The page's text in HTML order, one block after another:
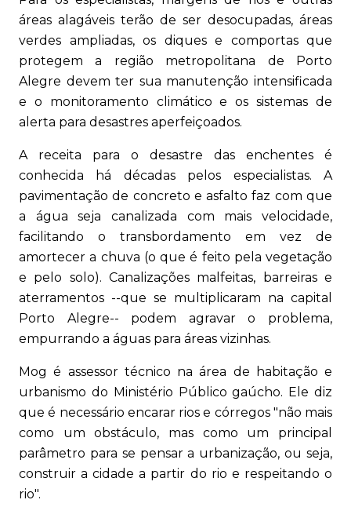
áreas alagáveis terão de ser desocupadas, áreas
verdes ampliadas, os diques e comportas que
protegem a região metropolitana de Porto
Alegre devem ter sua manutenção intensificada
e o monitoramento climático e os sistemas de
alerta para desastres aperfeiçoados.
A receita para o desastre das enchentes é
conhecida há décadas pelos especialistas. A
pavimentação de concreto e asfalto faz com que
a água seja canalizada com mais velocidade,
facilitando o transbordamento em vez de
amortecer a chuva (o que é feito pela vegetação
e pelo solo). Canalizações malfeitas, barreiras e
aterramentos --que se multiplicaram na capital
Porto Alegre-- podem agravar o problema,
empurrando a águas para áreas vizinhas.
Mog é assessor técnico na área de habitação e
urbanismo do Ministério Público gaúcho. Ele diz
que é necessário encarar rios e córregos "não mais
como um obstáculo, mas como um principal
parâmetro para se pensar a urbanização, ou seja,
construir a cidade a partir do rio e respeitando o
rio".